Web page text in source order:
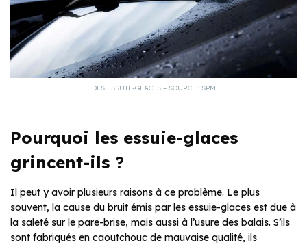
DES ESSUIE-GLACES – SOURCE : SPM
Pourquoi les essuie-glaces
grincent-ils ?
Il peut y avoir plusieurs raisons à ce problème. Le plus
souvent, la cause du bruit émis par les essuie-glaces est due à
la saleté sur le pare-brise, mais aussi à l’usure des balais. S’ils
sont fabriqués en caoutchouc de mauvaise qualité, ils